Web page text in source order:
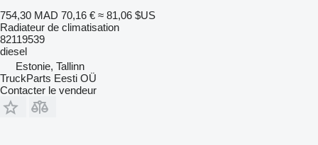
754,30 MAD 70,16 € ≈ 81,06 $US
Radiateur de climatisation
82119539
diesel
Estonie, Tallinn
TruckParts Eesti OÜ
Contacter le vendeur